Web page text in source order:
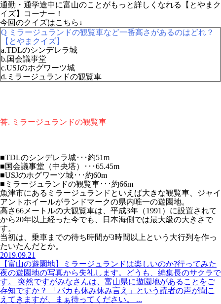
通勤・通学途中に富山のことがもっと詳しくなれる【とやまク
イズ】コーナー！
今回のクイズはこちら↓
Q ミラージュランドの観覧車など一番高さがあるのはどれ？
【とやまクイズ】
a.TDLのシンデレラ城
b.国会議事堂
c.USJのホグワーツ城
d.ミラージュランドの観覧車
答. ミラージュランドの観覧車
■TDLのシンデレラ城･･･約51m
■国会議事堂（中央塔）･･･65.45m
■USJのホグワーツ城･･･約60m
■ミラージュランドの観覧車･･･約66m
魚津市にあるミラージュランドといえば大きな観覧車、ジャイ
アントホイールがランドマークの県内唯一の遊園地。
高さ66メートルの大観覧車は、平成3年（1991）に設置されて
から20年以上経った今でも、日本海側では最大級の大きさで
す。
当初は、乗車までの待ち時間が3時間以上という大行列を作っ
たいたんだとか。
2019.09.21
【富山の遊園地】ミラージュランドは楽しいのか?行ってみた
夜の遊園地の写真から失礼します。どうも、編集長のサクラで
す。 突然ですがみなさんは、富山県に遊園地があることをご
存知ですか？ 「バカも休み休み言え」という読者の声が聞こ
えてきますが、まぁ待ってください。 ...